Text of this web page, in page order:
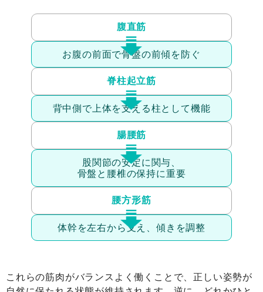
腹直筋
お腹の前面で骨盤の前傾を防ぐ
脊柱起立筋
背中側で上体を支える柱として機能
腸腰筋
股関節の安定に関与、
骨盤と腰椎の保持に重要
腰方形筋
体幹を左右から支え、 傾きを調整
これらの筋肉がバランスよく働くことで、正しい姿勢が